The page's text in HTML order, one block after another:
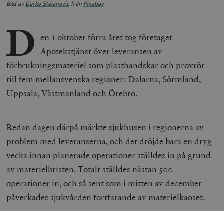
Bild av Darko Stojanovic från Pixabay
D en 1 oktober förra året tog företaget
Apotekstjänst över leveransen av
förbrukningsmateriel som plasthandskar och provrör
till fem mellansvenska regioner: Dalarna, Sörmland,
Uppsala, Västmanland och Örebro.
Redan dagen därpå märkte sjukhusen i regionerna av
problem med leveranserna, och det dröjde bara en dryg
vecka innan planerade operationer ställdes in på grund
av materielbristen. Totalt ställdes nästan 500
operationerin, och så sent som i mitten av december
påverkades sjukvården fortfarande av materielkaoset.